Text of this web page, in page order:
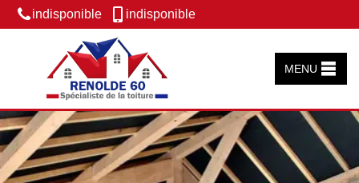
indisponible indisponible
MENU